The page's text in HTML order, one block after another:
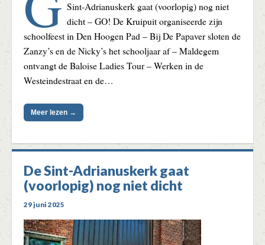
Sint-Adrianuskerk gaat (voorlopig) nog niet
dicht – GO! De Kruipuit organiseerde zijn
schoolfeest in Den Hoogen Pad – Bij De Papaver sloten de
Zanzy’s en de Nicky’s het schooljaar af – Maldegem
ontvangt de Baloise Ladies Tour – Werken in de
Westeindestraat en de…
Meer lezen →
De Sint-Adrianuskerk gaat
(voorlopig) nog niet dicht
29 juni 2025